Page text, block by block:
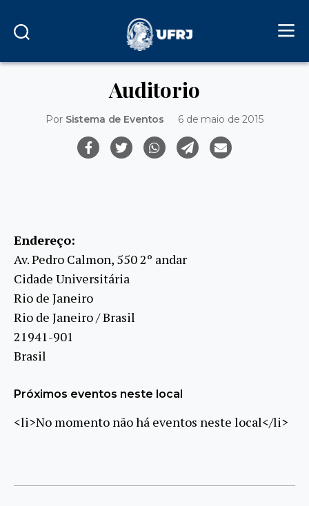
Auditorio
Por Sistema de Eventos 6 de maio de 2015
Endereço:
Av. Pedro Calmon, 550 2º andar
Cidade Universitária
Rio de Janeiro
Rio de Janeiro / Brasil
21941-901
Brasil
Próximos eventos neste local
<li>No momento não há eventos neste local</li>